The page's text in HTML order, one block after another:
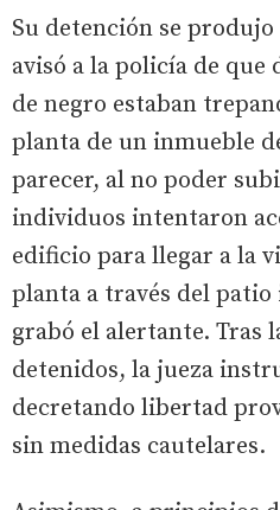
Su detención se
avisó a la policía de que
de negro estaban
planta de un inmueble
parecer, al no poder
individuos intentaron
edificio para llegar a la
planta a través del
grabó el alertante. Tras
detenidos, la jueza
decretando libertad
sin medidas cautelares.